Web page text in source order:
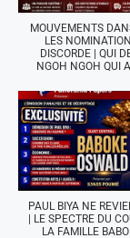
MOUVEMENTS
LES
DISCORDE | QUI
NGOH NGOH QUI
PAUL BIYA NE
| LE SPECTRE DU
LA FAMILLE